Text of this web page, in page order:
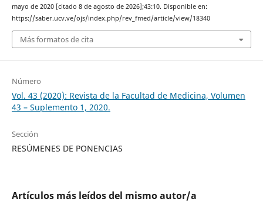
mayo de 2020 [citado 8 de agosto de 2026];43:10. Disponible en:
https://saber.ucv.ve/ojs/index.php/rev_fmed/article/view/18340
Más formatos de cita
Número
Vol. 43 (2020): Revista de la Facultad de Medicina, Volumen
43 – Suplemento 1, 2020.
Sección
RESÚMENES DE PONENCIAS
Artículos más leídos del mismo autor/a